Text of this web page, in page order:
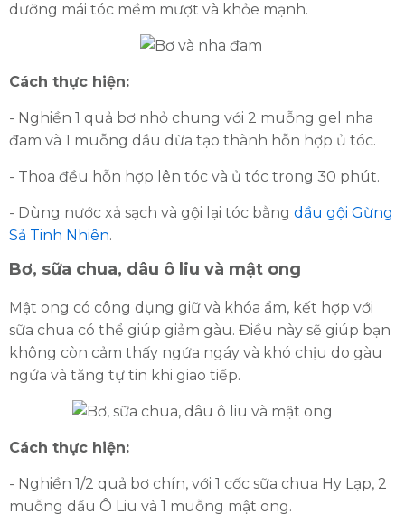
dưỡng mái tóc mềm mượt và khỏe mạnh.
Cách thực hiện:
- Nghiền 1 quả bơ nhỏ chung với 2 muỗng gel nha
đam và 1 muỗng dầu dừa tạo thành hỗn hợp ủ tóc.
- Thoa đều hỗn hợp lên tóc và ủ tóc trong 30 phút.
- Dùng nước xả sạch và gội lại tóc bằng dầu gội Gừng
Sả Tinh Nhiên.
Bơ, sữa chua, dâu ô liu và mật ong
Mật ong có công dụng giữ và khóa ẩm, kết hợp với
sữa chua có thể giúp giảm gàu. Điều này sẽ giúp bạn
không còn cảm thấy ngứa ngáy và khó chịu do gàu
ngứa và tăng tự tin khi giao tiếp.
Cách thực hiện:
- Nghiền 1/2 quả bơ chín, với 1 cốc sữa chua Hy Lạp, 2
muỗng dầu Ô Liu và 1 muỗng mật ong.